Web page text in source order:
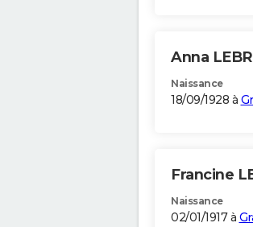
Anna
Naissance
18/09/1928 à
Francine
Naissance
02/01/1917 à